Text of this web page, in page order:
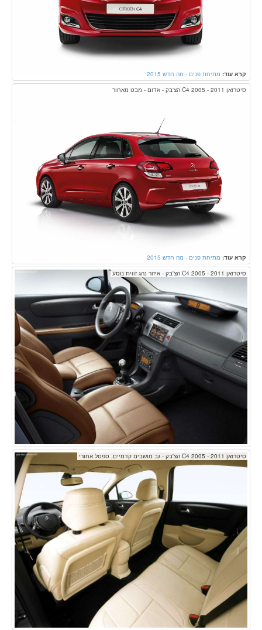
קרא עוד: מתיחת פנים - מה חדש 2015
סיטרואן C4 2005 - 2011 הצ'בק - אדום - מבט מאחור
קרא עוד: מתיחת פנים - מה חדש 2015
סיטרואן C4 2005 - 2011 הצ'בק - איזור נהג זווית נוסע
סיטרואן C4 2005 - 2011 הצ'בק - גב מושבים קדמיים, ספסל אחורי